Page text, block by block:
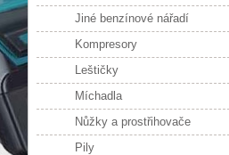
Jiné benzínové nářadí
Kompresory
Leštičky
Míchadla
Nůžky a prostřihovače
Pily